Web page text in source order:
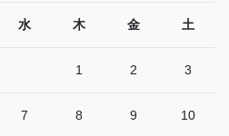
水 木 金 土
1 2 3
7 8 9 10